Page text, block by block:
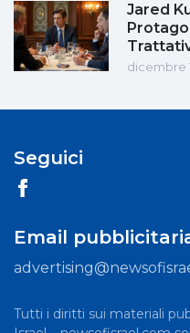
Jared
dicembre
Seguici
Email
Tutti i diritti sui materiali